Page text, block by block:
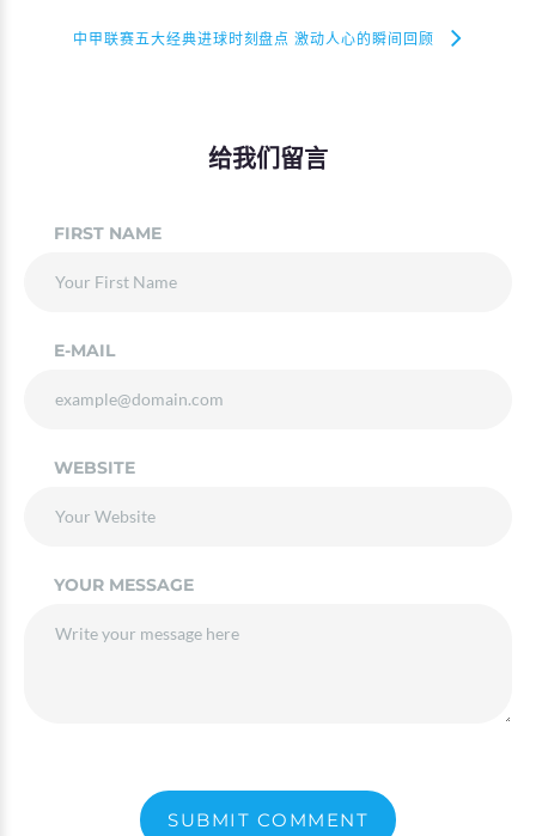
中甲联赛五大经典进球时刻盘点 激动人心的瞬间回顾
给我们留言
FIRST NAME
E-MAIL
WEBSITE
YOUR MESSAGE
SUBMIT COMMENT